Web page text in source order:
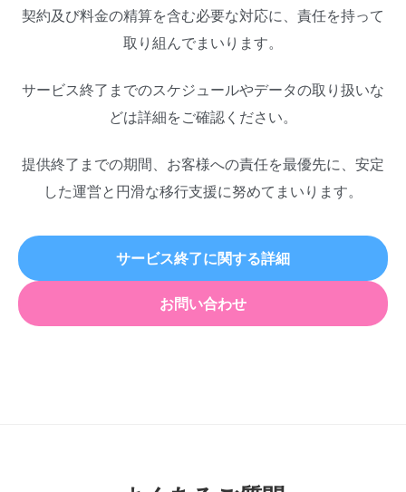
契約及び料金の精算を含む必要な対応に、責任を持って
取り組んでまいります。
サービス終了までのスケジュールやデータの取り扱いな
どは詳細をご確認ください。
提供終了までの期間、お客様への責任を最優先に、安定
した運営と円滑な移行支援に努めてまいります。
サービス終了に関する詳細
お問い合わせ